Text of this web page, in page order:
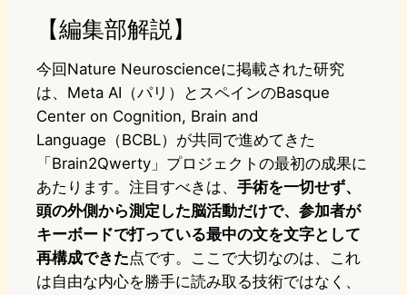
【編集部解説】
今回Nature Neuroscienceに掲載された研究
は、Meta AI（パリ）とスペインのBasque
Center on Cognition, Brain and
Language（BCBL）が共同で進めてきた
「Brain2Qwerty」プロジェクトの最初の成果に
あたります。注目すべきは、 手術を一切せず、
頭の外側から測定した脳活動だけで、参加者が
キーボードで打っている最中の文を文字として
再構成できた点です。ここで大切なのは、これ
は自由な内心を勝手に読み取る技術ではなく、